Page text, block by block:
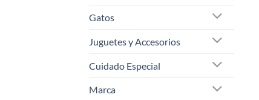
Gatos
Juguetes y Accesorios
Cuidado Especial
Marca